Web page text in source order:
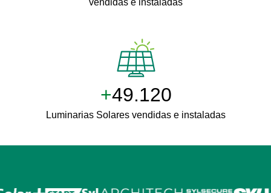
vendidas e instaladas
+50.000
Luminarias Solares vendidas e instaladas